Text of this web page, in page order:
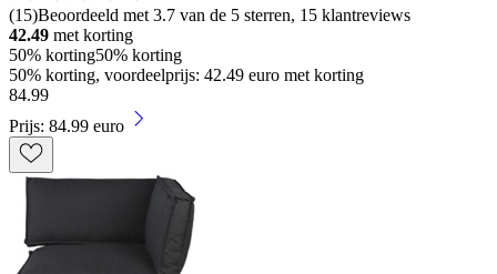
(15)Beoordeeld met 3.7 van de 5 sterren, 15 klantreviews
42.49 met korting
50% korting50% korting
50% korting, voordeelprijs: 42.49 euro met korting
84.99
Prijs: 84.99 euro